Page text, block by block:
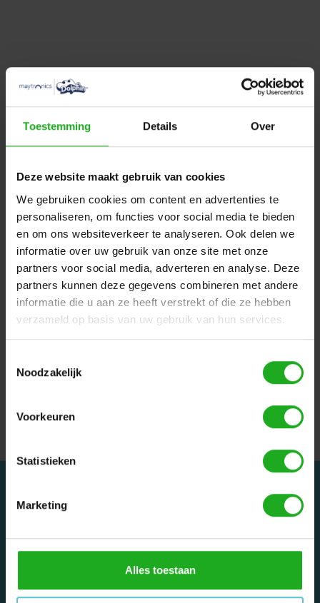
Toestemming Details Over
Deze website maakt gebruik van cookies
We gebruiken cookies om content en advertenties te
personaliseren, om functies voor social media te bieden
en om ons websiteverkeer te analyseren. Ook delen we
informatie over uw gebruik van onze site met onze
partners voor social media, adverteren en analyse. Deze
partners kunnen deze gegevens combineren met andere
informatie die u aan ze heeft verstrekt of die ze hebben
verzameld op basis van uw gebruik van hun services.
Noodzakelijk
Voorkeuren
Statistieken
Marketing
Alles toestaan
Mijn Dolphin Liberty robot
Mijn Dolphin robot
vastzitten op de bodem of
aan de diepe kant van het
zwembad.
Dolphin Liberty robot
beweegt niet.